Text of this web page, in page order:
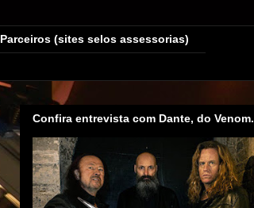
Parceiros (sites selos assessorias)
Confira entrevista com Dante, do Venom.